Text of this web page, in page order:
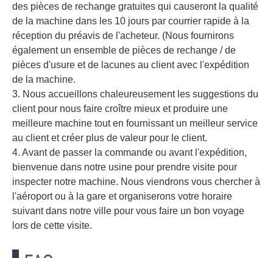
des pièces de rechange gratuites qui causeront la qualité
de la machine dans les 10 jours par courrier rapide à la
réception du préavis de l'acheteur. (Nous fournirons
également un ensemble de pièces de rechange / de
pièces d'usure et de lacunes au client avec l'expédition
de la machine.
3. Nous accueillons chaleureusement les suggestions du
client pour nous faire croître mieux et produire une
meilleure machine tout en fournissant un meilleur service
au client et créer plus de valeur pour le client.
4. Avant de passer la commande ou avant l'expédition,
bienvenue dans notre usine pour prendre visite pour
inspecter notre machine. Nous viendrons vous chercher à
l'aéroport ou à la gare et organiserons votre horaire
suivant dans notre ville pour vous faire un bon voyage
lors de cette visite.